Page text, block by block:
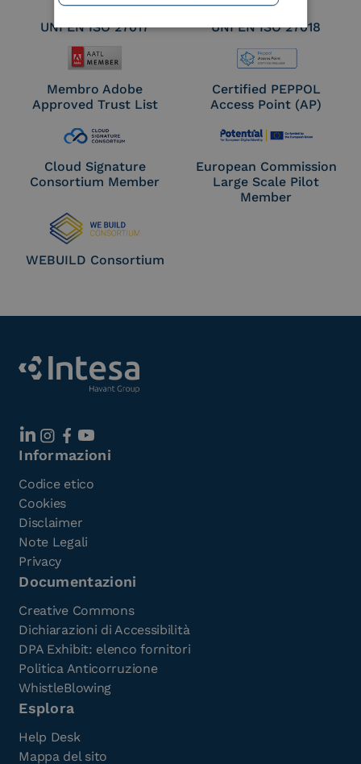
UNI EN ISO 27017 UNI EN ISO 27018
Membro Adobe
Approved Trust List
Certified PEPPOL
Access Point (AP)
Cloud Signature
Consortium Member
European Commission
Large Scale Pilot
Member
WEBUILD Consortium
Informazioni
Codice etico
Cookies
Disclaimer
Note Legali
Privacy
Documentazioni
Creative Commons
Dichiarazioni di Accessibilità
DPA Exhibit: elenco fornitori
Politica Anticorruzione
WhistleBlowing
Esplora
Help Desk
Mappa del sito